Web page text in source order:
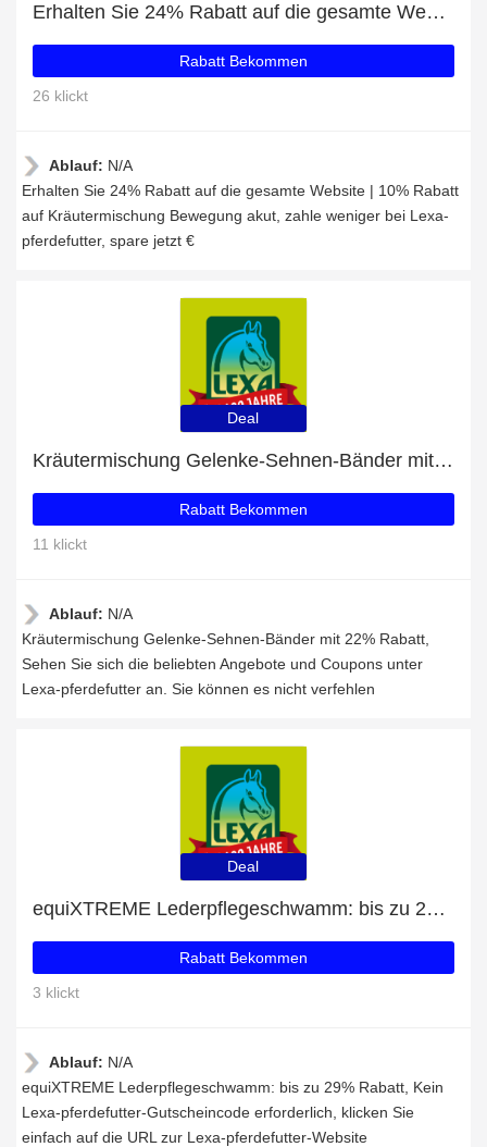
Erhalten Sie 24% Rabatt auf die gesamte Website | 10% Rabatt auf Kräutermischung Bewegung akut
Rabatt Bekommen
26 klickt
Ablauf: N/A
Erhalten Sie 24% Rabatt auf die gesamte Website | 10% Rabatt
auf Kräutermischung Bewegung akut, zahle weniger bei Lexa-
pferdefutter, spare jetzt €
Deal
Kräutermischung Gelenke-Sehnen-Bänder mit 22% Rabatt
Rabatt Bekommen
11 klickt
Ablauf: N/A
Kräutermischung Gelenke-Sehnen-Bänder mit 22% Rabatt,
Sehen Sie sich die beliebten Angebote und Coupons unter
Lexa-pferdefutter an. Sie können es nicht verfehlen
Deal
equiXTREME Lederpflegeschwamm: bis zu 29% Rabatt
Rabatt Bekommen
3 klickt
Ablauf: N/A
equiXTREME Lederpflegeschwamm: bis zu 29% Rabatt, Kein
Lexa-pferdefutter-Gutscheincode erforderlich, klicken Sie
einfach auf die URL zur Lexa-pferdefutter-Website